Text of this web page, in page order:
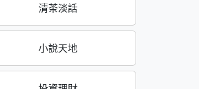
清茶淡話
小說天地